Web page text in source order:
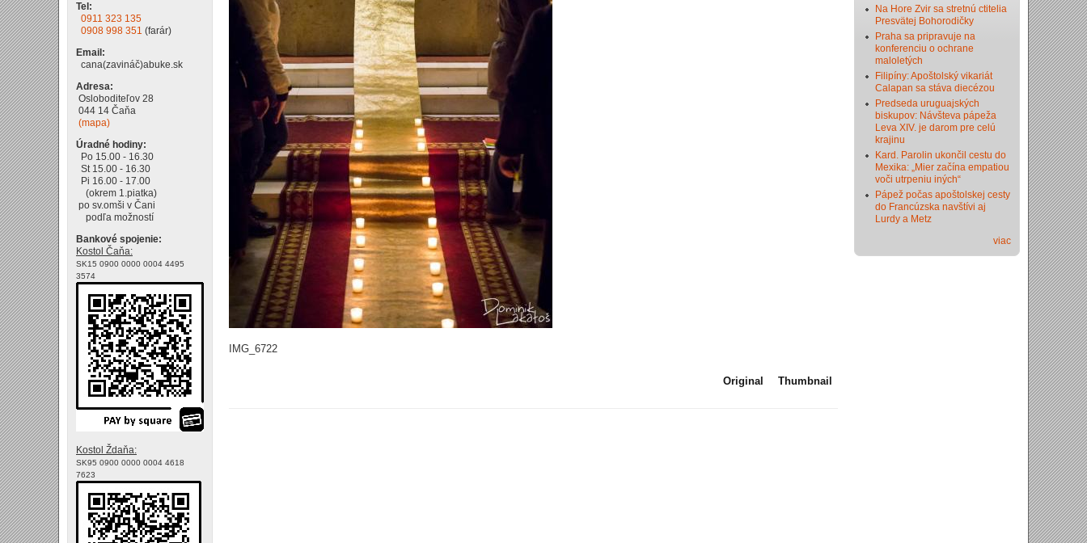
IMG_6722
Original Thumbnail
Tel:
0911 323 135
0908 998 351 (farár)
Email:
cana(zavináč)abuke.sk
Adresa:
Osloboditeľov 28
044 14 Čaňa
(mapa)
Úradné hodiny:
Po 15.00 - 16.30
St 15.00 - 16.30
Pi 16.00 - 17.00
(okrem 1.piatka)
po sv.omši v Čani
podľa možností
Bankové spojenie:
Kostol Čaňa:
SK15 0900 0000 0004 4495
3574
Kostol Ždaňa:
SK95 0900 0000 0004 4618
7623
Na Hore Zvir sa stretnú ctitelia
Presvätej Bohorodičky
Praha sa pripravuje na
konferenciu o ochrane
maloletých
Filipíny: Apoštolský vikariát
Calapan sa stáva diecézou
Predseda uruguajských
biskupov: Návšteva pápeža
Leva XIV. je darom pre celú
krajinu
Kard. Parolin ukončil cestu do
Mexika: „Mier začína empatiou
voči utrpeniu iných“
Pápež počas apoštolskej cesty
do Francúzska navštívi aj
Lurdy a Metz
viac